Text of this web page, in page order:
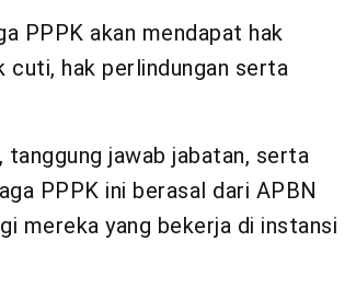
PPPK akan mendapat hak
cuti, hak perlindungan serta
tanggung jawab jabatan, serta
PPPK ini berasal dari APBN
mereka yang bekerja di instansi